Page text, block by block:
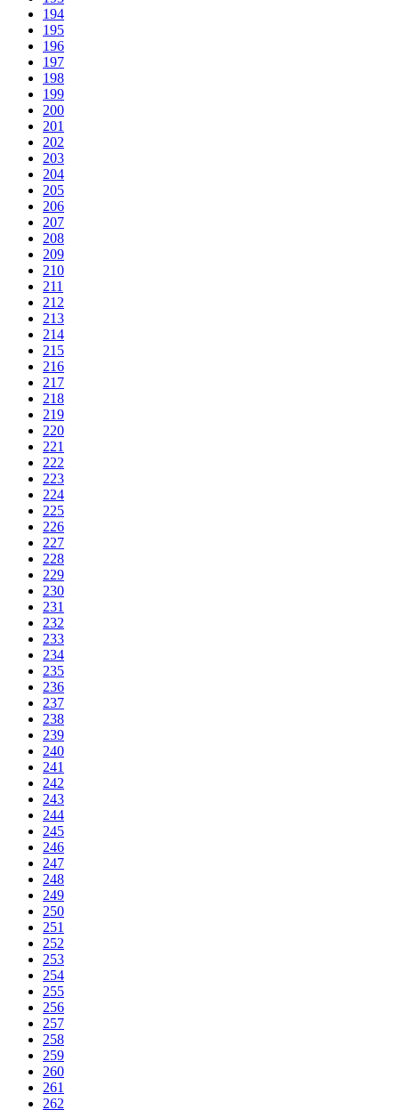
194
195
196
197
198
199
200
201
202
203
204
205
206
207
208
209
210
211
212
213
214
215
216
217
218
219
220
221
222
223
224
225
226
227
228
229
230
231
232
233
234
235
236
237
238
239
240
241
242
243
244
245
246
247
248
249
250
251
252
253
254
255
256
257
258
259
260
261
262